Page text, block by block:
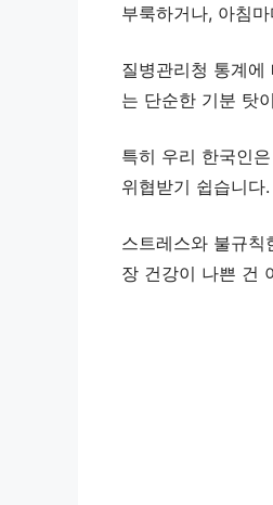
부룩하거나, 아침
질병관리청 통계
는 단순한 기분 탓
특히 우리 한국인
위협받기 쉽습니다.
스트레스와 불규칙
장 건강이 나쁜 건